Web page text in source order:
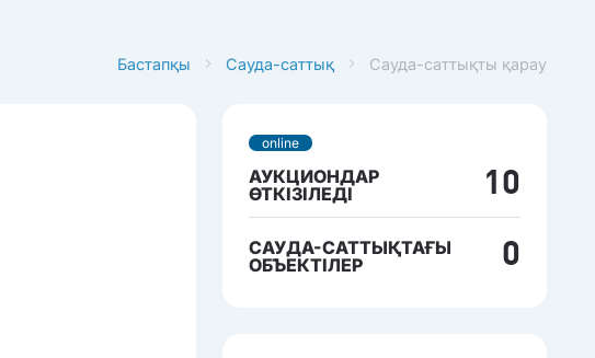
Бастапқы Сауда-саттық Сауда-саттықты қарау
online
АУКЦИОНДАР
ӨТКІЗІЛЕДІ
10
САУДА-САТТЫҚТАҒЫ
ОБЪЕКТІЛЕР
0